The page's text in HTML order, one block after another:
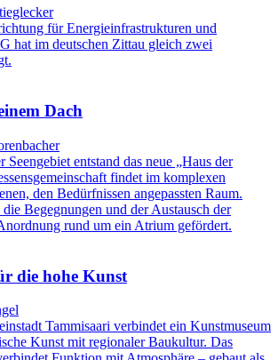
für Energieinfrastrukturen und
hat im deutschen Zittau gleich zwei
Dach
entstand das neue „Haus der
findet im komplexen
den Bedürfnissen angepassten Raum.
Begegnungen und der Austausch der
rund um ein Atrium gefördert.
die hohe Kunst
Tammisaari verbindet ein Kunstmuseum
Kunst mit regionaler Baukultur. Das